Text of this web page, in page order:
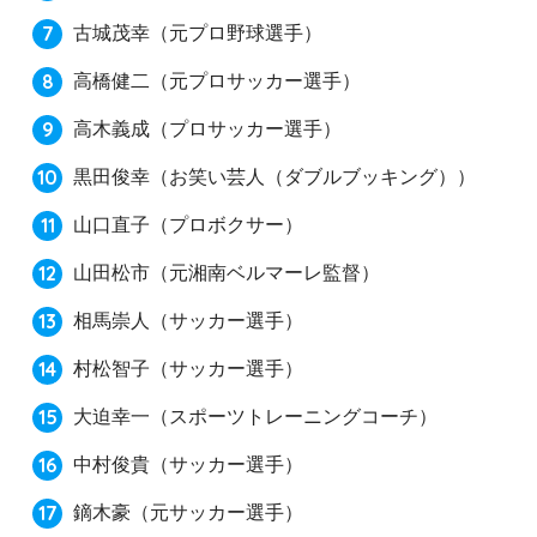
古城茂幸 （元プロ野球選手）
高橋健二 （元プロサッカー選手）
高木義成 （プロサッカー選手）
黒田俊幸 （お笑い芸人（ダブルブッキング））
山口直子 （プロボクサー）
山田松市 （元湘南ベルマーレ監督）
相馬崇人 （サッカー選手）
村松智子 （サッカー選手）
大迫幸一 （スポーツトレーニングコーチ）
中村俊貴 （サッカー選手）
鏑木豪 （元サッカー選手）